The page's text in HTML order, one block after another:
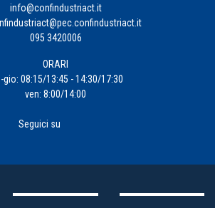
info@confindustriact.it
095 3420006
ORARI
gio: 08:15/13:45 - 14:30/17:30
ven: 8:00/14:00
Seguici su